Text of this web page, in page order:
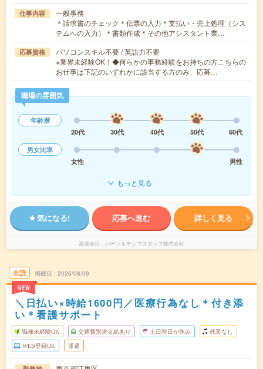
仕事内容
一般事務
＊請求書のチェック＊伝票の入力＊支払い・売上処理（シス
テムへの入力）＊書類作成＊その他アシスタント業…
応募資格
パソコンスキル不要 / 英語力不要
※業界未経験OK！◆何らかの事務経験をお持ちの方こちらの
お仕事は下記のいずれかに該当する方のみ、応募…
職場の雰囲気
年齢層
20代
30代 40代 50代
60代
男女比率
女性
男性
もっと見る
気になる! 応募へ進む 詳しく見る
派遣会社 パーソルテンプスタッフ株式会社
未読
NEW
掲載日 2026/08/09
＼日払い×時給1600円／医療行為なし＊付き添
い＊看護サポート
職種未経験OK 交通費別途支給あり 土日祝日が休み 残業なし
WEB登録OK 派遣